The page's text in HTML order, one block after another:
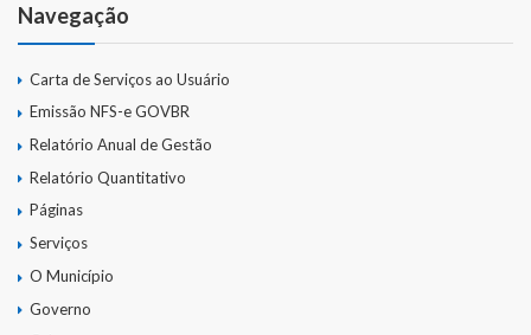
Navegação
Carta de Serviços ao Usuário
Emissão NFS-e GOVBR
Relatório Anual de Gestão
Relatório Quantitativo
Páginas
Serviços
O Município
Governo